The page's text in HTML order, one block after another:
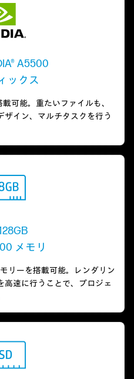
A5500
ックス
可能。重たいファイルも、
ザイン、マルチタスクを行う
メモリ
リーを搭載可能。レンダリン
高速に行うことで、プロジェ